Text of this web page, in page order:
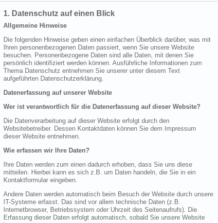
1. Datenschutz auf einen Blick
Allgemeine Hinweise
Die folgenden Hinweise geben einen einfachen Überblick darüber, was mit
Ihren personenbezogenen Daten passiert, wenn Sie unsere Website
besuchen. Personenbezogene Daten sind alle Daten, mit denen Sie
persönlich identifiziert werden können. Ausführliche Informationen zum
Thema Datenschutz entnehmen Sie unserer unter diesem Text
aufgeführten Datenschutzerklärung.
Datenerfassung auf unserer Website
Wer ist verantwortlich für die Datenerfassung auf dieser Website?
Die Datenverarbeitung auf dieser Website erfolgt durch den
Websitebetreiber. Dessen Kontaktdaten können Sie dem Impressum
dieser Website entnehmen.
Wie erfassen wir Ihre Daten?
Ihre Daten werden zum einen dadurch erhoben, dass Sie uns diese
mitteilen. Hierbei kann es sich z.B. um Daten handeln, die Sie in ein
Kontaktformular eingeben.
Andere Daten werden automatisch beim Besuch der Website durch unsere
IT-Systeme erfasst. Das sind vor allem technische Daten (z.B.
Internetbrowser, Betriebssystem oder Uhrzeit des Seitenaufrufs). Die
Erfassung dieser Daten erfolgt automatisch, sobald Sie unsere Website